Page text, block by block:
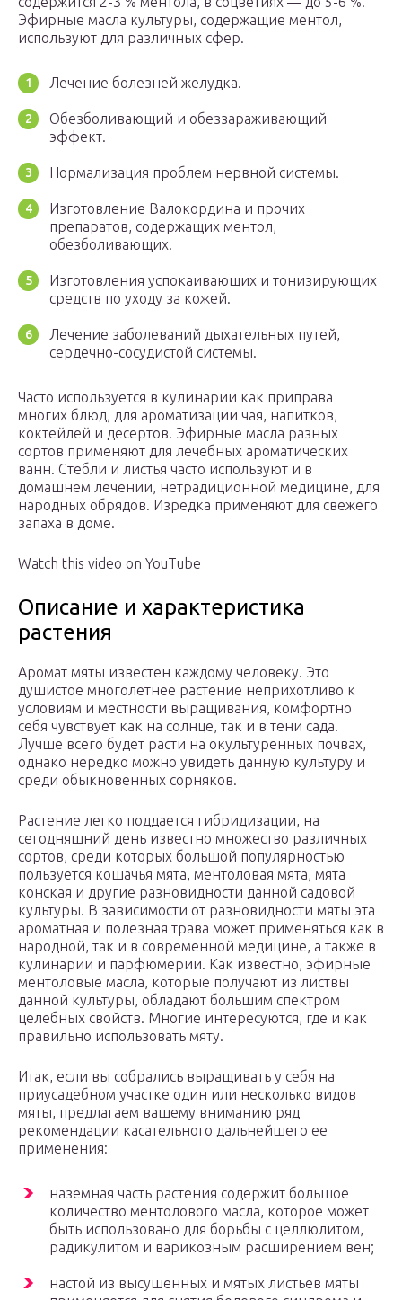
Эфирные масла культуры, содержащие ментол,
используют для различных сфер.
Лечение болезней желудка.
Обезболивающий и обеззараживающий
эффект.
Нормализация проблем нервной системы.
Изготовление Валокордина и прочих
препаратов, содержащих ментол,
обезболивающих.
Изготовления успокаивающих и тонизирующих
средств по уходу за кожей.
Лечение заболеваний дыхательных путей,
сердечно-сосудистой системы.
Часто используется в кулинарии как приправа
многих блюд, для ароматизации чая, напитков,
коктейлей и десертов. Эфирные масла разных
сортов применяют для лечебных ароматических
ванн. Стебли и листья часто используют и в
домашнем лечении, нетрадиционной медицине, для
народных обрядов. Изредка применяют для свежего
запаха в доме.
Watch this video on YouTube
Описание и характеристика
растения
Аромат мяты известен каждому человеку. Это
душистое многолетнее растение неприхотливо к
условиям и местности выращивания, комфортно
себя чувствует как на солнце, так и в тени сада.
Лучше всего будет расти на окультуренных почвах,
однако нередко можно увидеть данную культуру и
среди обыкновенных сорняков.
Растение легко поддается гибридизации, на
сегодняшний день известно множество различных
сортов, среди которых большой популярностью
пользуется кошачья мята, ментоловая мята, мята
конская и другие разновидности данной садовой
культуры. В зависимости от разновидности мяты эта
ароматная и полезная трава может применяться как в
народной, так и в современной медицине, а также в
кулинарии и парфюмерии. Как известно, эфирные
ментоловые масла, которые получают из листвы
данной культуры, обладают большим спектром
целебных свойств. Многие интересуются, где и как
правильно использовать мяту.
Итак, если вы собрались выращивать у себя на
приусадебном участке один или несколько видов
мяты, предлагаем вашему вниманию ряд
рекомендации касательного дальнейшего ее
применения:
наземная часть растения содержит большое
количество ментолового масла, которое может
быть использовано для борьбы с целлюлитом,
радикулитом и варикозным расширением вен;
настой из высушенных и мятых листьев мяты